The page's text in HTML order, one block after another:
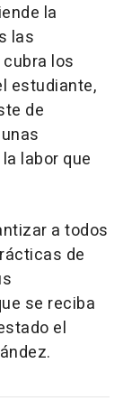
la
las
los
estudiante,
de
labor que
a todos
de
se reciba
el